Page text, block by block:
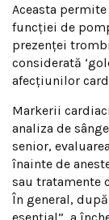
Aceasta
funcției de
prezenței
considerată
afecțiunilor
Markerii
analiza de
senior,
înainte de
sau tratamente
În general,